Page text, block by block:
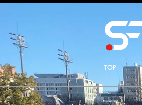
TOP